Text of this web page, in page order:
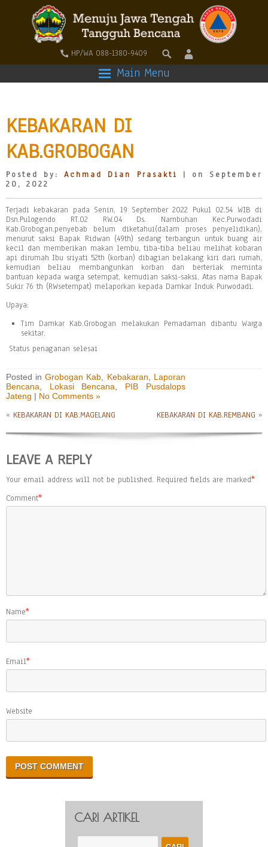
HP/WA 088-1380-9409
Main Menu
KEBAKARAN DI
KAB.GROBOGAN
Posted by:Achmad Dian Prasakti
| on September
20, 2022
Terjadi kebakaran pada Senin, 19 September 2022 Pukul 02.54 WIB di
Dsn.Pulogendo RT.02 RW.04 Ds. Nambuhan Kec.Purwodadi
Kab.Grobogan.penyebab belum diketahui(dalam proses penyelidikan),
menurut saksi Bapak Ridwan (49th) sedang terbangun untuk buang air
kecil dan memberikan makan lembu, tiba-tiba beliau melihat kobaran
api dirumah Ibu sriyati 52th (korban) dibagian belakang kiri dari rumah,
kemudian beliau membangunkan korban dan berteriak meminta
bantuan kepada warga setempat, kemudian saksi-saksi. Atas nama Bapak
Sukir 76 th (RWsetempat) melaporkan kepada Damkar Induk Purwodadi.
Upaya:
Tim Damkar Kab.Grobogan melakukan Pemadaman dibantu Warga
sekitar.
Status penaganan selesai
Posted inGrobogan Kab Kebakaran
Laporan
Bencana
Lokasi Bencana
PIB Pusdalops
Jateng | No Comments »
« KEBAKARAN DI KAB.MAGELANG KEBAKARAN DI KAB.REMBANG »
LEAVE A REPLY
Your email address will not be published. Required fields are marked*
Comment*
Name*
Email*
Website
CARI ARTIKEL